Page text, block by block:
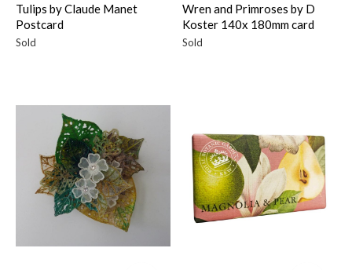
Tulips by Claude Manet
Postcard
Sold
Wren and Primroses by D
Koster 140x 180mm card
Sold